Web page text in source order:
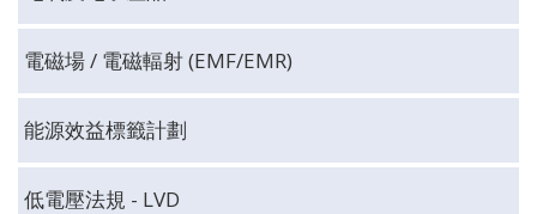
電磁場 / 電磁輻射 (EMF/EMR)
能源效益標籤計劃
低電壓法規 - LVD